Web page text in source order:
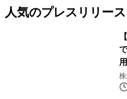
人気のプレスリリース